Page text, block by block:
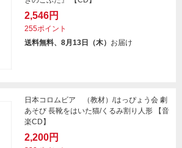
2,546円
255ポイント
送料無料、8月13日（木） お届け
日本コロムビア （教材）/はっぴょう会 劇
あそび 長靴をはいた猫/くるみ割り人形 【音
楽CD】
2,200円